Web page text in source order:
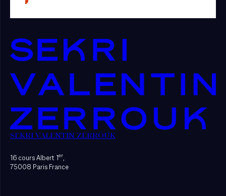
SEKRI VALENTIN ZERROUK
16 cours Albert 1er,
75008 Paris France